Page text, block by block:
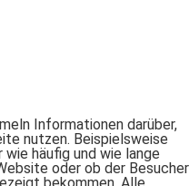
Informationen darüber,
nutzen. Beispielsweise
häufig und wie lange
oder ob der Besucher